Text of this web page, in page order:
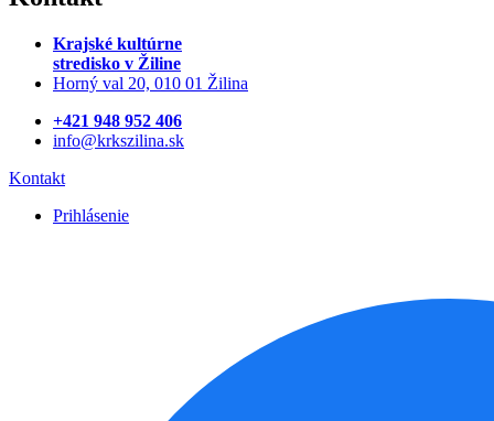
Krajské kultúrne
stredisko v Žiline
Horný val 20, 010 01 Žilina
+421 948 952 406
info@krkszilina.sk
Kontakt
Prihlásenie